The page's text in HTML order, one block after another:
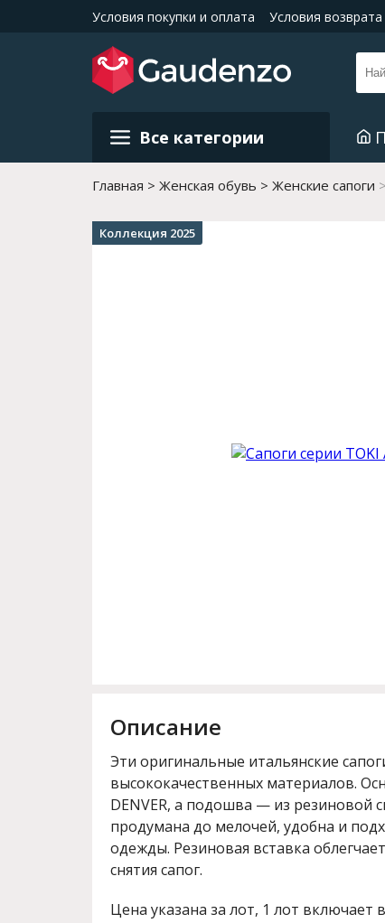
Условия покупки и оплата Условия возврата
Все категории
Главная Женская обувь Женские сапоги
Коллекция 2025
Описание
Эти оригинальные итальянские
высококачественных материалов.
DENVER, а подошва — из резиновой
продумана до мелочей, удобна и
одежды. Резиновая вставка
снятия сапог.
Цена указана за лот, 1 лот включает